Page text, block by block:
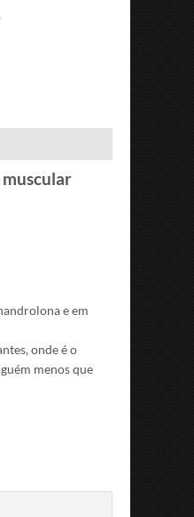
e em
onde é o
menos que